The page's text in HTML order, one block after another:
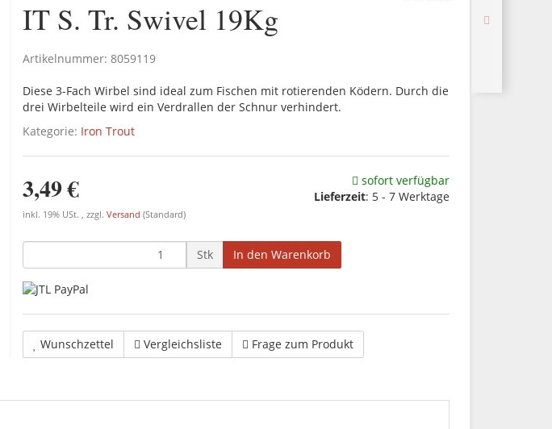
IT S. Tr. Swivel 19Kg
Artikelnummer: 8059119
Diese 3-Fach Wirbel sind ideal zum Fischen mit rotierenden Ködern. Durch die
drei Wirbelteile wird ein Verdrallen der Schnur verhindert.
Kategorie: Iron Trout
3,49 €
inkl. 19% USt. , zzgl. Versand (Standard)
sofort verfügbar
Lieferzeit: 5 - 7 Werktage
Stk In den Warenkorb
Wunschzettel Vergleichsliste Frage zum Produkt